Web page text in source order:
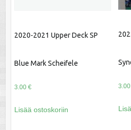
2020-2021 Upper Deck SP
Blue Mark Scheifele
3.00 €
Lisää ostoskoriin
3.00